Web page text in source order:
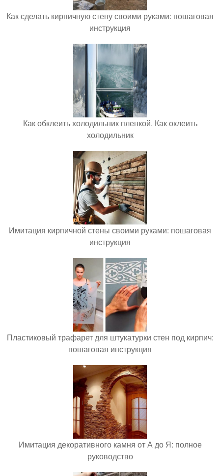
Как сделать кирпичную стену своими руками: пошаговая
инструкция
Как обклеить холодильник пленкой. Как оклеить
холодильник
Имитация кирпичной стены своими руками: пошаговая
инструкция
Пластиковый трафарет для штукатурки стен под кирпич:
пошаговая инструкция
Имитация декоративного камня от А до Я: полное
руководство